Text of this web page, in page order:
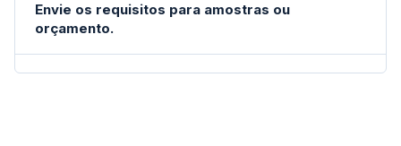
Envie os requisitos para amostras ou
orçamento.